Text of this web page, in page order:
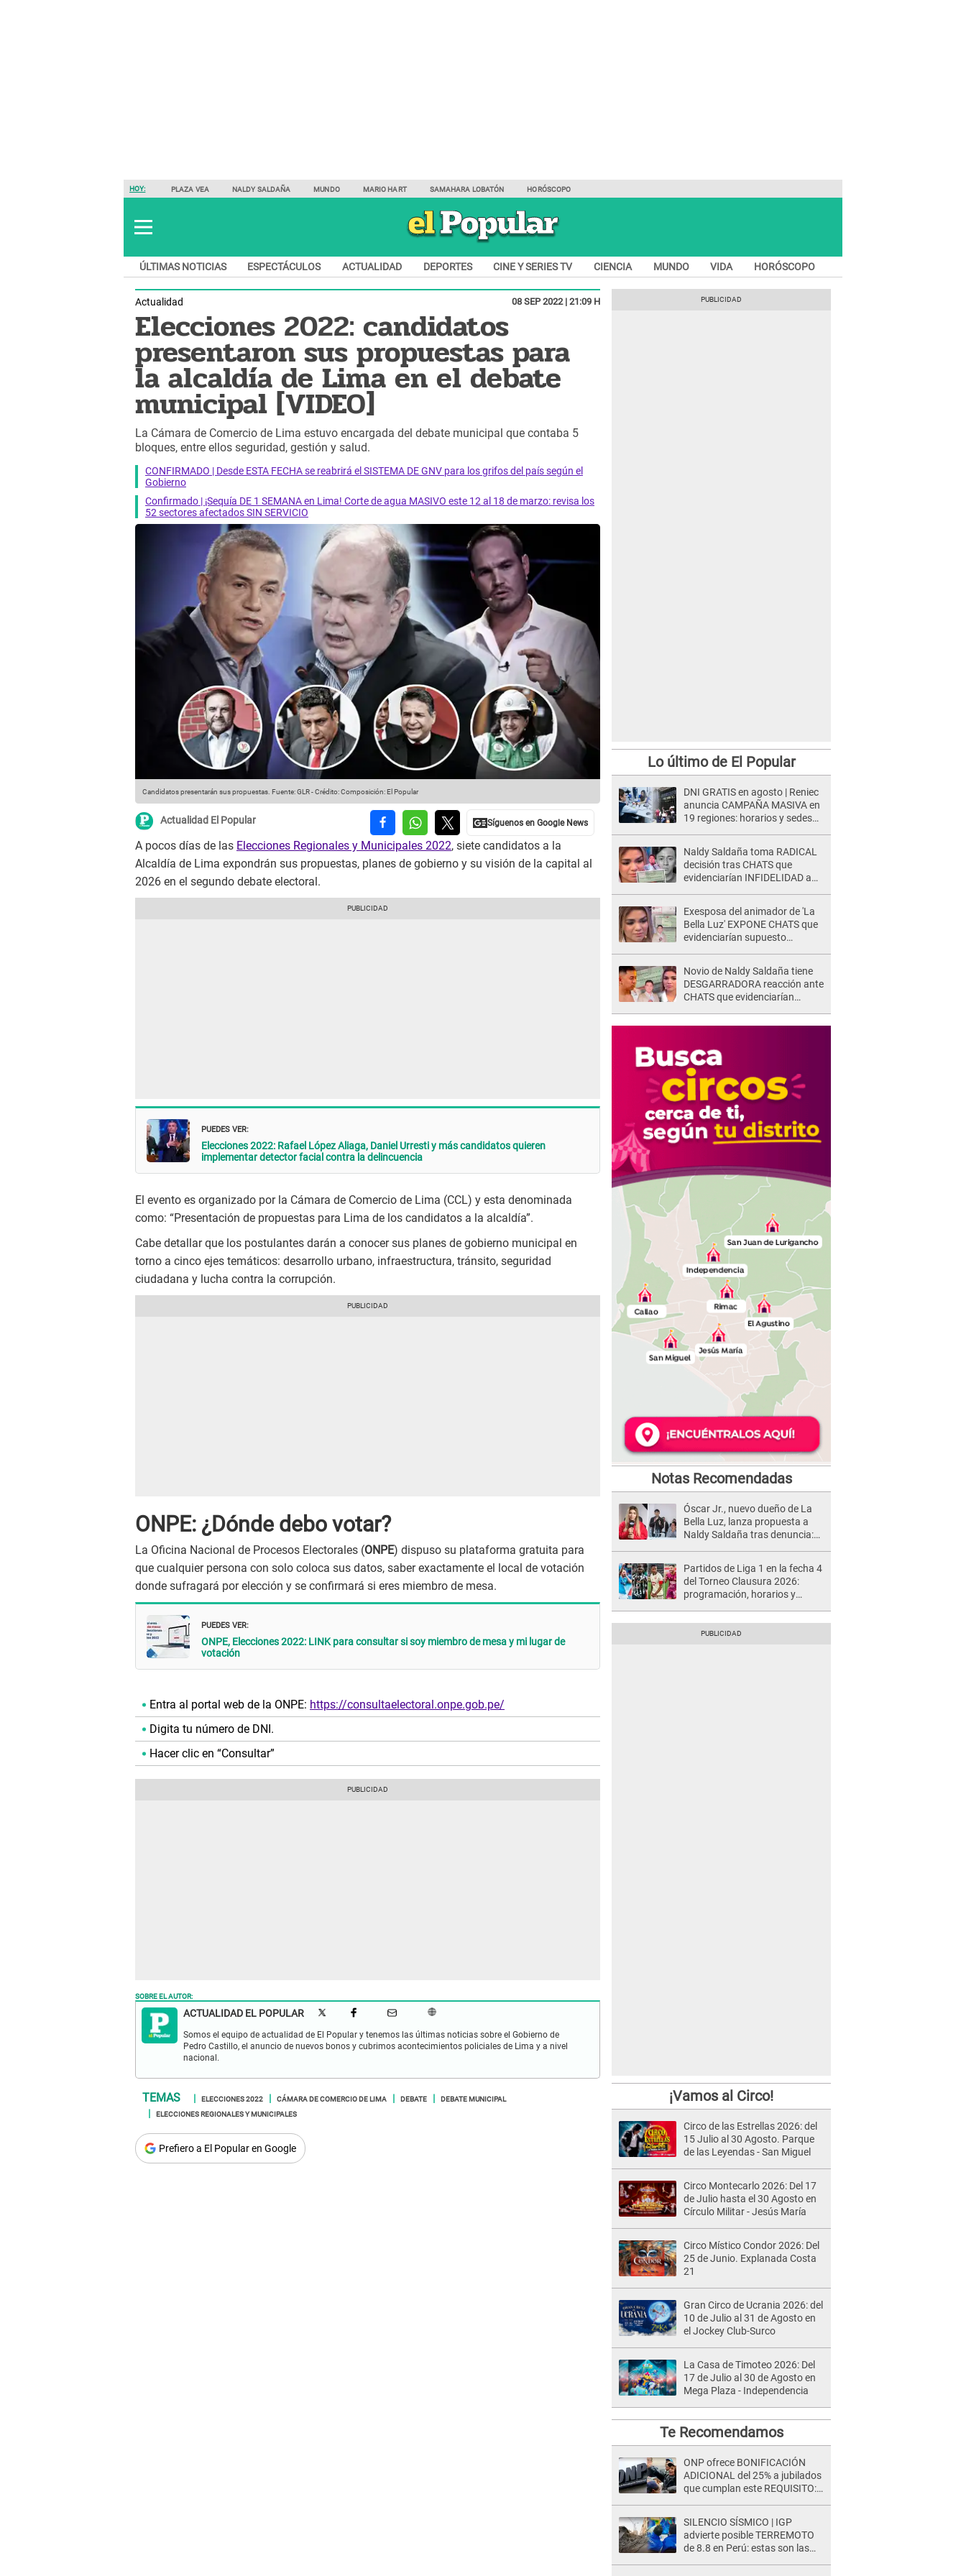
HOY: PLAZA VEA NALDY SALDAÑA MUNDO MARIO HART SAMAHARA LOBATÓN HORÓSCOPO
ÚLTIMAS NOTICIAS ESPECTÁCULOS ACTUALIDAD DEPORTES CINE Y SERIES TV CIENCIA MUNDO VIDA HORÓSCOPO
Actualidad 08 SEP 2022 | 21:09 H
Elecciones 2022: candidatos
presentaron sus propuestas para
la alcaldía de Lima en el debate
municipal [VIDEO]
La Cámara de Comercio de Lima estuvo encargada del debate municipal que contaba 5
bloques, entre ellos seguridad, gestión y salud.
CONFIRMADO | Desde ESTA FECHA se reabrirá el SISTEMA DE GNV para los grifos del país según el
Gobierno
Confirmado | ¡Sequía DE 1 SEMANA en Lima! Corte de agua MASIVO este 12 al 18 de marzo: revisa los
52 sectores afectados SIN SERVICIO
Candidatos presentarán sus propuestas. Fuente: GLR-Crédito: Composición: El Popular
Actualidad El Popular
A pocos días de las Elecciones Regionales y Municipales 2022, siete candidatos a la
Alcaldía de Lima expondrán sus propuestas, planes de gobierno y su visión de la capital al
2026 en el segundo debate electoral.
PUEDES VER:
Elecciones 2022: Rafael López Aliaga, Daniel Urresti y más candidatos quieren
implementar detector facial contra la delincuencia
El evento es organizado por la Cámara de Comercio de Lima (CCL) y esta denominada
como: “Presentación de propuestas para Lima de los candidatos a la alcaldía”.
Cabe detallar que los postulantes darán a conocer sus planes de gobierno municipal en
torno a cinco ejes temáticos: desarrollo urbano, infraestructura, tránsito, seguridad
ciudadana y lucha contra la corrupción.
ONPE: ¿Dónde debo votar?
La Oficina Nacional de Procesos Electorales (ONPE) dispuso su plataforma gratuita para
que cualquier persona con solo coloca sus datos, saber exactamente el local de votación
donde sufragará por elección y se confirmará si eres miembro de mesa.
PUEDES VER:
ONPE, Elecciones 2022: LINK para consultar si soy miembro de mesa y mi lugar de
votación
Entra al portal web de la ONPE: https://consultaelectoral.onpe.gob.pe/
Digita tu número de DNI.
Hacer clic en “Consultar”
SOBRE EL AUTOR:
ACTUALIDAD EL POPULAR
Somos el equipo de actualidad de El Popular y tenemos las últimas noticias sobre el Gobierno de
Pedro Castillo, el anuncio de nuevos bonos y cubrimos acontecimientos policiales de Lima y a nivel
nacional.
ELECCIONES 2022 CÁMARA DE COMERCIO DE LIMA DEBATE
DEBATE MUNICIPAL
ELECCIONES REGIONALES Y MUNICIPALES
Prefiero a El Popular en Google
Lo último de El Popular
DNI GRATIS en agosto | Reniec
anuncia CAMPAÑA MASIVA en
19 regiones: horarios y sedes
Naldy Saldaña toma RADICAL
decisión tras CHATS que
evidenciarían INFIDELIDAD a
Exesposa del animador de 'La
Bella Luz' EXPONE CHATS que
evidenciarían supuesto
Novio de Naldy Saldaña tiene
DESGARRADORA reacción ante
CHATS que evidenciarían
Notas Recomendadas
Óscar Jr., nuevo dueño de La
Bella Luz, lanza propuesta a
Naldy Saldaña tras denuncia:
Partidos de Liga 1 en la fecha 4
del Torneo Clausura 2026:
programación, horarios y
¡Vamos al Circo!
Circo de las Estrellas 2026: del
15 Julio al 30 Agosto. Parque
de las Leyendas - San Miguel
Circo Montecarlo 2026: Del 17
de Julio hasta el 30 Agosto en
Círculo Militar - Jesús María
Circo Místico Condor 2026: Del
25 de Junio. Explanada Costa
21
Gran Circo de Ucrania 2026: del
10 de Julio al 31 de Agosto en
el Jockey Club-Surco
La Casa de Timoteo 2026: Del
17 de Julio al 30 de Agosto en
Mega Plaza - Independencia
Te Recomendamos
ONP ofrece BONIFICACIÓN
ADICIONAL del 25% a jubilados
que cumplan este REQUISITO:
SILENCIO SÍSMICO | IGP
advierte posible TERREMOTO
de 8.8 en Perú: estas son las